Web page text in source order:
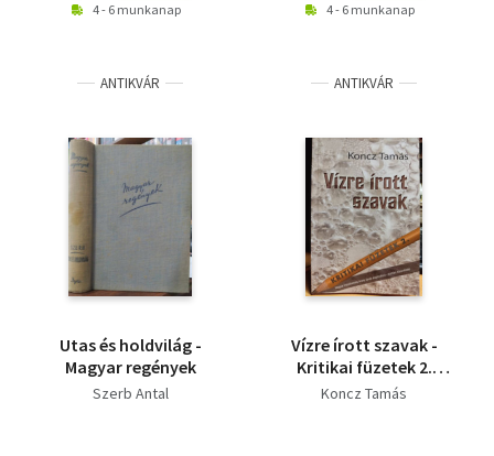
4 - 6 munkanap 4 - 6 munkanap
ANTIKVÁR
Utas és holdvilág -
Magyar regények
Szerb Antal
ANTIKVÁR
Vízre írott szavak -
Kritikai füzetek 2.
(Magyar Írószövetség
Koncz Tamás